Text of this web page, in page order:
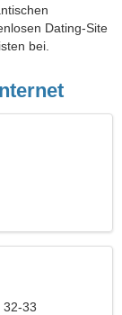
Dating-Site
bei.
32-33